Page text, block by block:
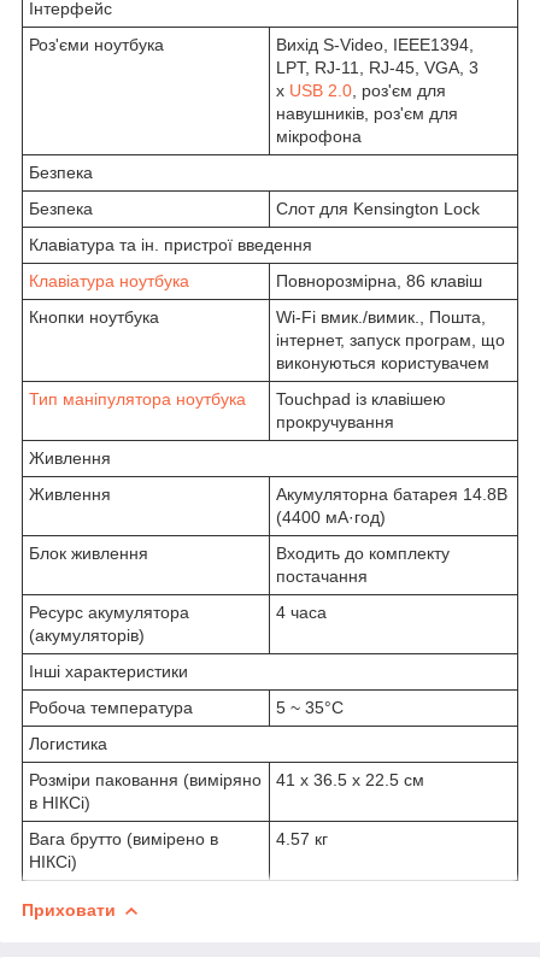
Інтерфейс
Роз'єми ноутбука
Вихід S-Video, IEEE1394,
LPT, RJ-11, RJ-45, VGA, 3
x USB 2.0 , роз'єм для
навушників, роз'єм для
мікрофона
Безпека
Безпека
Слот для Kensington Lock
Клавіатура та ін. пристрої введення
Клавіатура ноутбука
Повнорозмірна, 86 клавіш
Кнопки ноутбука
Wi-Fi вмик./вимик., Пошта,
інтернет, запуск програм, що
виконуються користувачем
Тип маніпулятора ноутбука
Touchpad із клавішею
прокручування
Живлення
Живлення
Акумуляторна батарея 14.8В
(4400 мА·год)
Блок живлення
Входить до комплекту
постачання
Ресурс акумулятора
(акумуляторів)
4 часа
Інші характеристики
Робоча температура
5 ~ 35°C
Логистика
Розміри паковання (виміряно
в НІКСі)
41 x 36.5 x 22.5 см
Вага брутто (вимірено в
НІКСі)
4.57 кг
Приховати